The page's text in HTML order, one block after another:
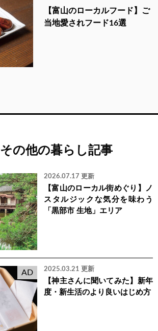
【富山のローカルフード】ご
当地愛されフード16選
その他の暮らし記事
2026.07.17 更新
【富山のローカル街めぐり】ノ
スタルジックな気分を味わう
「黒部市 生地」エリア
AD 2025.03.21 更新
【神主さんに聞いてみた】新年
度・新生活のより良いはじめ方